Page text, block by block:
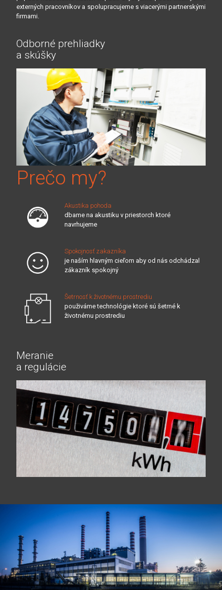
externých pracovníkov a spolupracujeme s viacerými partnerskými
firmami.
Odborné prehliadky
a skúšky
Prečo my?
Akustika pohoda
dbame na akustiku v priestorch ktoré
navrhujeme
Spokojnosť zakazníka
je naším hlavným cieľom aby od nás odchádzal
zákazník spokojný
Šetrnosť k životnému prostrediu
použiváme technológie ktoré sú šetrné k
životnému prostrediu
Meranie
a regulácie